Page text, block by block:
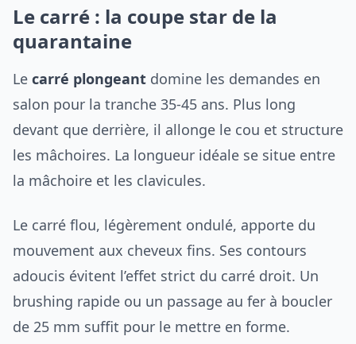
Le carré : la coupe star de la
quarantaine
Le carré plongeant domine les demandes en
salon pour la tranche 35-45 ans. Plus long
devant que derrière, il allonge le cou et structure
les mâchoires. La longueur idéale se situe entre
la mâchoire et les clavicules.
Le carré flou, légèrement ondulé, apporte du
mouvement aux cheveux fins. Ses contours
adoucis évitent l’effet strict du carré droit. Un
brushing rapide ou un passage au fer à boucler
de 25 mm suffit pour le mettre en forme.